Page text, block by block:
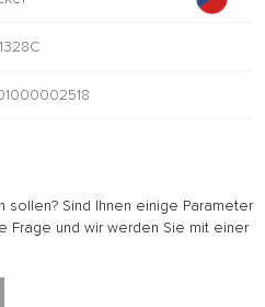
sollen? Sind Ihnen einige Parameter
Frage und wir werden Sie mit einer